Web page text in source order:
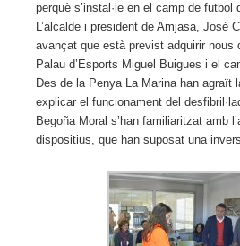
perquè s’instal·le en el camp de futbol
L’alcalde i president de Amjasa, José
avançat que està previst adquirir nous
Palau d’Esports Miguel Buigues i el
Des de la Penya La Marina han
explicar el funcionament del
Begoña Moral s’han familiaritzat amb
dispositius, que han suposat una